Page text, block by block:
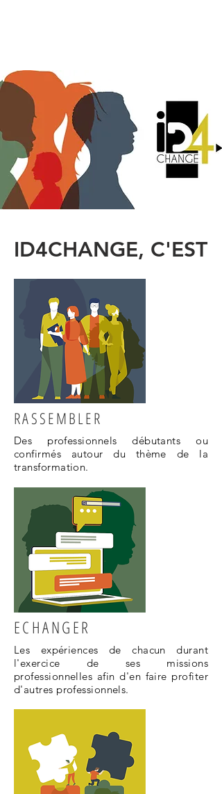
ID4CHANGE, C'EST
RASSEMBLER
ECHANGER
Des professionnels débutants ou
confirmés autour du thème de la
transformation.
Les expériences de chacun durant
l'exercice de ses missions
professionnelles afin d'en faire profiter
d'autres professionnels.